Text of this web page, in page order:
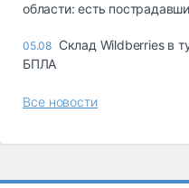
области: есть
05.08 Склад Wildberries в
БПЛА
Все новости